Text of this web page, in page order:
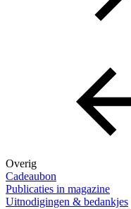
Overig
Cadeaubon
Publicaties in magazine
Uitnodigingen & bedankjes